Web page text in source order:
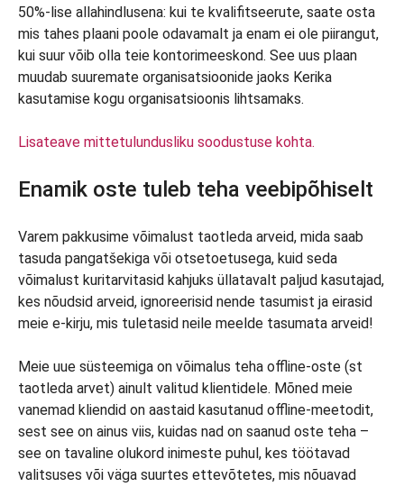
50%-lise allahindlusena: kui te kvalifitseerute, saate osta
mis tahes plaani poole odavamalt ja enam ei ole piirangut,
kui suur võib olla teie kontorimeeskond. See uus plaan
muudab suuremate organisatsioonide jaoks Kerika
kasutamise kogu organisatsioonis lihtsamaks.
Lisateave mittetulundusliku soodustuse kohta.
Enamik oste tuleb teha veebipõhiselt
Varem pakkusime võimalust taotleda arveid, mida saab
tasuda pangatšekiga või otsetoetusega, kuid seda
võimalust kuritarvitasid kahjuks üllatavalt paljud kasutajad,
kes nõudsid arveid, ignoreerisid nende tasumist ja eirasid
meie e-kirju, mis tuletasid neile meelde tasumata arveid!
Meie uue süsteemiga on võimalus teha offline-oste (st
taotleda arvet) ainult valitud klientidele. Mõned meie
vanemad kliendid on aastaid kasutanud offline-meetodit,
sest see on ainus viis, kuidas nad on saanud oste teha –
see on tavaline olukord inimeste puhul, kes töötavad
valitsuses või väga suurtes ettevõtetes, mis nõuavad